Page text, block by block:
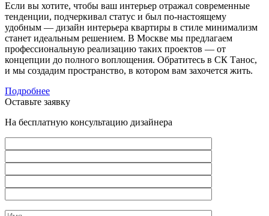
Если вы хотите, чтобы ваш интерьер отражал современные
тенденции, подчеркивал статус и был по-настоящему
удобным — дизайн интерьера квартиры в стиле минимализм
станет идеальным решением. В Москве мы предлагаем
профессиональную реализацию таких проектов — от
концепции до полного воплощения. Обратитесь в СК Танос,
и мы создадим пространство, в котором вам захочется жить.
Подробнее
Оставьте заявку
На бесплатную консультацию дизайнера